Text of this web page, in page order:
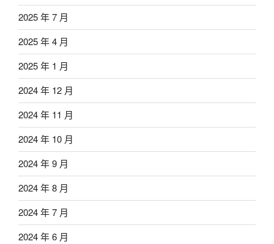
2025 年 7 月
2025 年 4 月
2025 年 1 月
2024 年 12 月
2024 年 11 月
2024 年 10 月
2024 年 9 月
2024 年 8 月
2024 年 7 月
2024 年 6 月